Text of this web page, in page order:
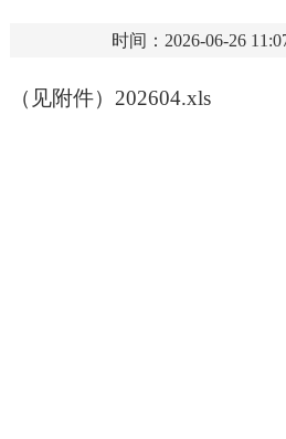
时间：2026-06-26
（见附件） 202604.xls